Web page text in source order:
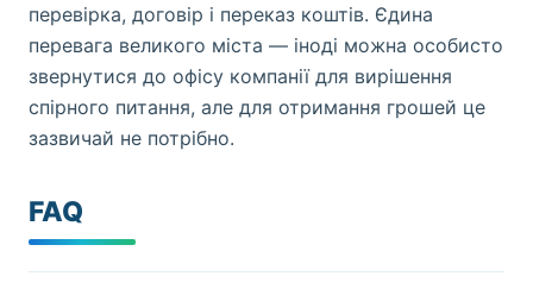
перевірка, договір і переказ коштів. Єдина
перевага великого міста — іноді можна особисто
звернутися до офісу компанії для вирішення
спірного питання, але для отримання грошей це
зазвичай не потрібно.
FAQ